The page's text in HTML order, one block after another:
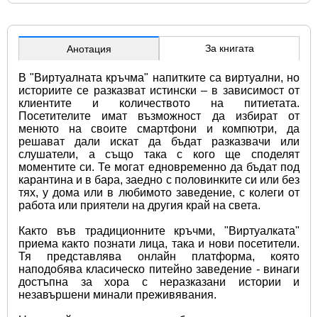
Анотация За книгата
В "Виртуалната кръчма" напитките са виртуални, но
историите се разказват истински – в зависимост от
клиентите и количеството на питиетата.
Посетителите имат възможност да избират от
менюто на своите смартфони и компютри, да
решават дали искат да бъдат разказвачи или
слушатели, а също така с кого ще споделят
моментите си. Те могат едновременно да бъдат под
карантина и в бара, заедно с половинките си или без
тях, у дома или в любимото заведение, с колеги от
работа или приятели на другия край на света.
Както във традиционните кръчми, "Виртуалката"
приема както познати лица, така и нови посетители.
Тя представлява онлайн платформа, която
наподобява класическо питейно заведение - винаги
достъпна за хора с неразказани истории и
незавършени минали преживявания.